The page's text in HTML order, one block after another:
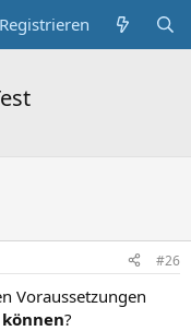
Registrieren
#26
Voraussetzungen
können?